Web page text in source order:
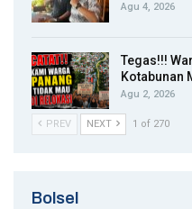
Agu 4, 2026
Tegas!!!
Kotabunan
Agu 2, 2026
PREV NEXT 1 of 270
Bolsel